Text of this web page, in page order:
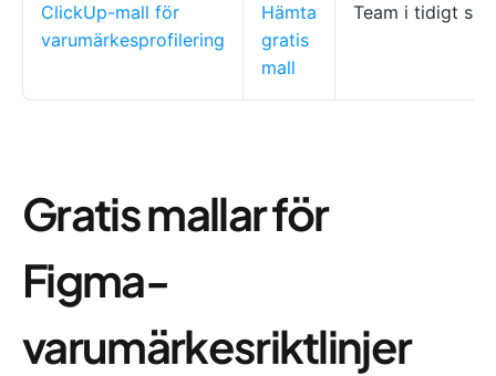
ClickUp-mall för
varumärkesprofilering
Hämta
gratis
mall
Team i tidigt
Gratis mallar för
Figma-
varumärkesriktlinjer